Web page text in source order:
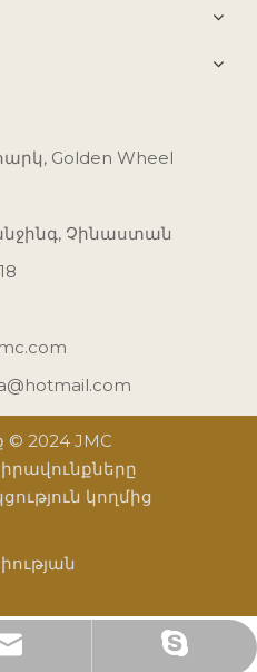
jmc.com
Golden Wheel
Չինաստան
2024 JMC
իրավունքները
կողմից